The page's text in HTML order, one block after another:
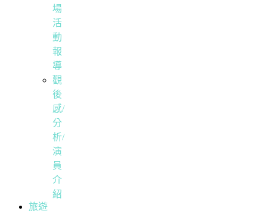
場
活
動
報
導
觀
後
感/
分
析/
演
員
介
紹
旅遊